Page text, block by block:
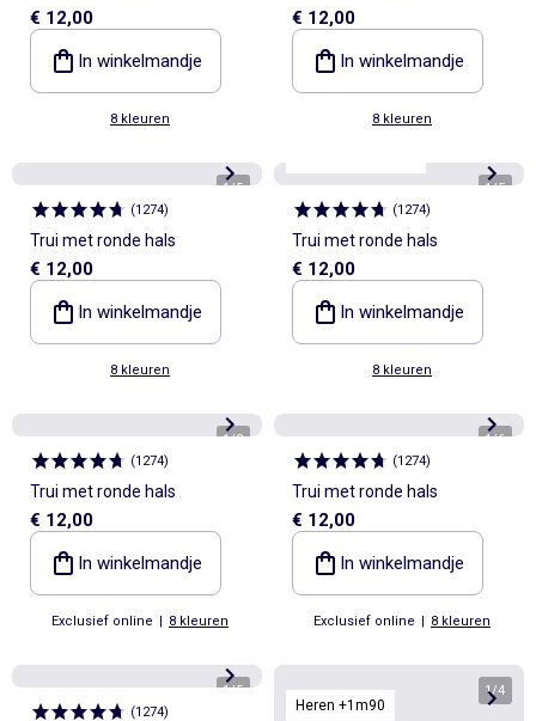
€ 12,00
In winkelmandje
8 kleuren
€ 12,00
In winkelmandje
8 kleuren
1/5
(1274)
Trui met ronde hals
€ 12,00
In winkelmandje
8 kleuren
1/5
(1274)
Trui met ronde hals
€ 12,00
In winkelmandje
8 kleuren
1/3
(1274)
Trui met ronde hals
€ 12,00
In winkelmandje
Exclusief online | 8 kleuren
1/6
(1274)
Trui met ronde hals
€ 12,00
In winkelmandje
Exclusief online | 8 kleuren
1/5
(1274) Heren +1m90
1/4